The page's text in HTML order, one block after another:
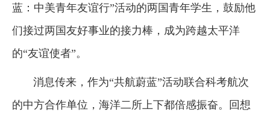
蓝：中美青年友谊行”活动的两国青年学生，鼓励他
们接过两国友好事业的接力棒，成为跨越太平洋
的“友谊使者”。
消息传来，作为“共航蔚蓝”活动联合科考航次
的中方合作单位，海洋二所上下都倍感振奋。回想